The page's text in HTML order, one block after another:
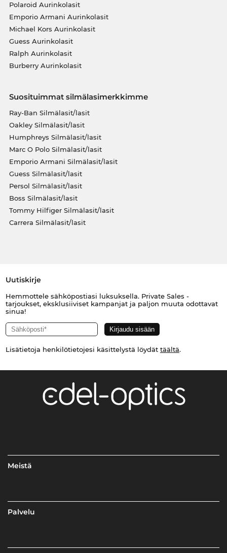
Polaroid Aurinkolasit
Emporio Armani Aurinkolasit
Michael Kors Aurinkolasit
Guess Aurinkolasit
Ralph Aurinkolasit
Burberry Aurinkolasit
Suosituimmat silmälasimerkkimme
Ray-Ban Silmälasit/lasit
Oakley Silmälasit/lasit
Humphreys Silmälasit/lasit
Marc O Polo Silmälasit/lasit
Emporio Armani Silmälasit/lasit
Guess Silmälasit/lasit
Persol Silmälasit/lasit
Boss Silmälasit/lasit
Tommy Hilfiger Silmälasit/lasit
Carrera Silmälasit/lasit
Uutiskirje
Hemmottele sähköpostiasi luksuksella. Private Sales -
tarjoukset, eksklusiiviset kampanjat ja paljon muuta odottavat
sinua!
Lisätietoja henkilötietojesi käsittelystä löydät täältä.
Meistä
Palvelu